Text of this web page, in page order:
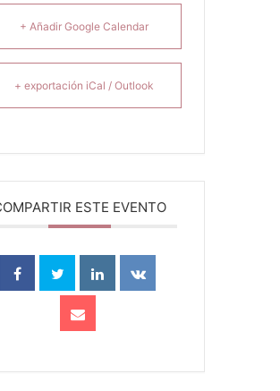
+ Añadir Google Calendar
+ exportación iCal / Outlook
ESTE EVENTO